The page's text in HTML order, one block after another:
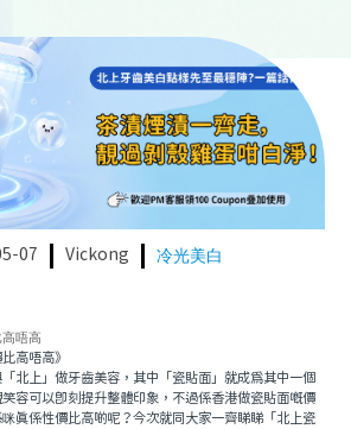
07 Vickong 冷光美白
唔高
高唔高》
上」做牙齒美容，其中「瓷貼面」就成為其中一個
容可以即刻提升整體印象，不過係香港做瓷貼面嘅價
真係性價比高啲呢？今次就同大家一齊睇睇「北上瓷